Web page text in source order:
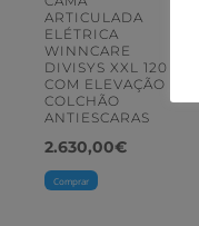
ARTICULADA
ELÉTRICA
WINNCARE
DIVISYS XXL 120
COM ELEVAÇÃO E
COLCHÃO
ANTIESCARAS
2.630,00€
Comprar